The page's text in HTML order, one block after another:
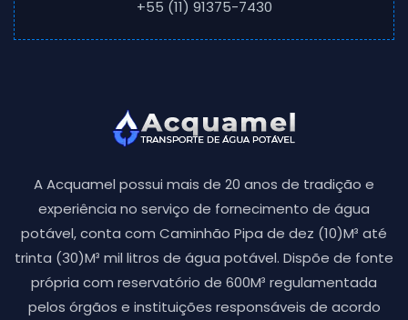
+55 (11) 91375-7430
A Acquamel possui mais de 20 anos de tradição e
experiência no serviço de fornecimento de água
potável, conta com Caminhão Pipa de dez (10)M³ até
trinta (30)M³ mil litros de água potável. Dispõe de fonte
própria com reservatório de 600M³ regulamentada
pelos órgãos e instituições responsáveis de acordo